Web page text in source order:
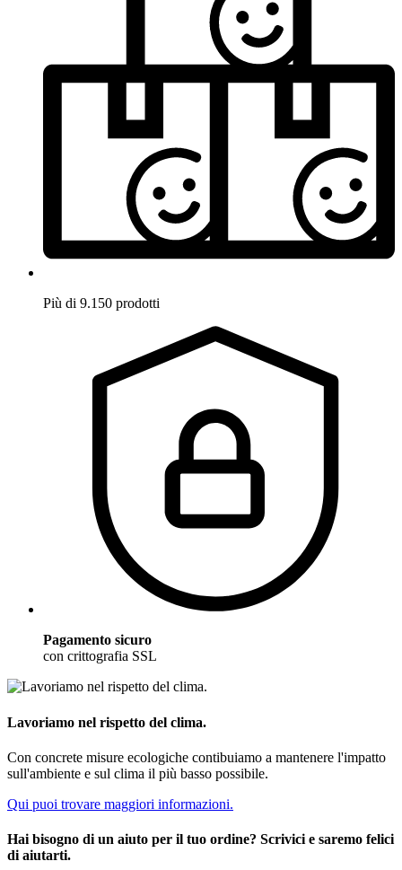
Più di 9.150 prodotti
Pagamento sicuro
con crittografia SSL
Lavoriamo nel rispetto del clima.
Con concrete misure ecologiche contibuiamo a mantenere l'impatto
sull'ambiente e sul clima il più basso possibile.
Qui puoi trovare maggiori informazioni.
Hai bisogno di un aiuto per il tuo ordine? Scrivici e saremo felici
di aiutarti.